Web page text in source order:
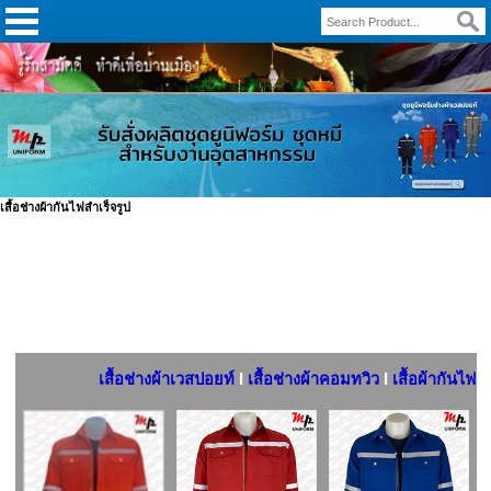
เสื้อช่างผ้ากันไฟสำเร็จรูป
เสื้อช่างผ้าเวสปอยท์I เสื้อช่างผ้าคอมทวิวI เสื้อผ้ากันไฟ